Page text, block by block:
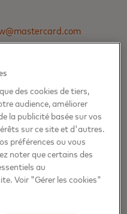
rp.com
:
mondiale dans
des cookies de tiers,
audience, améliorer
la publicité basée sur vos
sur ce site et d'autres.
préférences ou vous
noter que certains des
au
Voir "Gérer les cookies"